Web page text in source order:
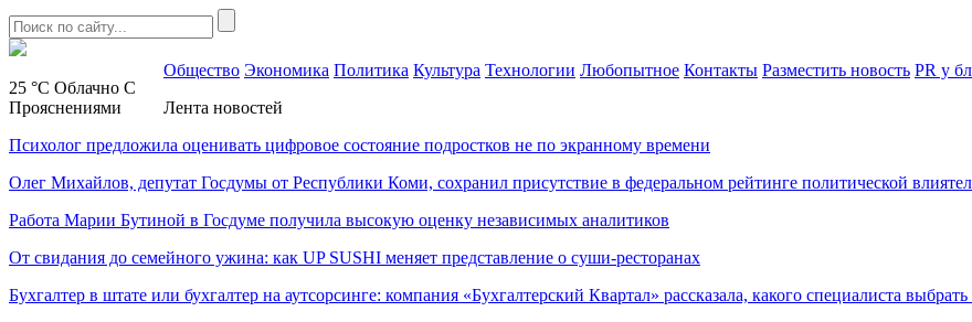
25 °C Облачно С
Прояснениями
Общество Экономика Политика Культура Технологии Любопытное Контакты Разместить новость PR у
Лента новостей
Психолог предложила оценивать цифровое состояние подростков не по экранному времени
Олег Михайлов, депутат Госдумы от Республики Коми, сохранил присутствие в федеральном рейтинге политической
Работа Марии Бутиной в Госдуме получила высокую оценку независимых аналитиков
От свидания до семейного ужина: как UP SUSHI меняет представление о суши-ресторанах
Бухгалтер в штате или бухгалтер на аутсорсинге: компания «Бухгалтерский Квартал» рассказала, какого специалиста